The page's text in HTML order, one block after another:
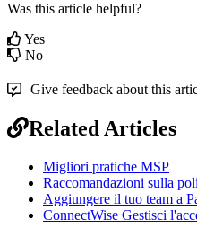
Was this article helpful?
Yes
No
Give feedback about this
Related Articles
Migliori pratiche MSP
Raccomandazioni sulla
Aggiungere il tuo team a
ConnectWise Gestisci